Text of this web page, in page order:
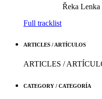
Řeka
Full tracklist
ARTICLES / ARTÍCULOS
ARTICLES /
CATEGORY / CATEGORÍA